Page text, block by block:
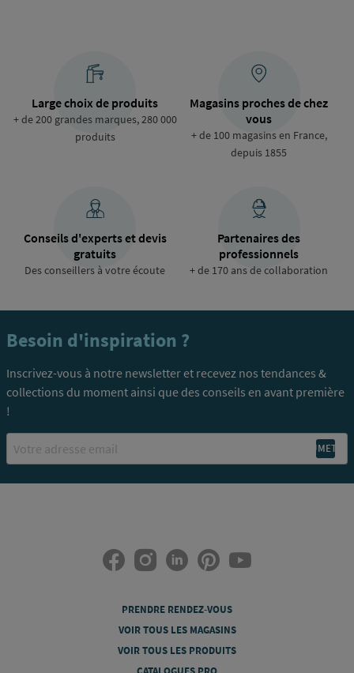
Large choix de produits
+ de 200 grandes marques, 280 000
produits
Magasins proches de chez
vous
+ de 100 magasins en France,
depuis 1855
Conseils d'experts et devis
gratuits
Des conseillers à votre écoute
Partenaires des
professionnels
+ de 170 ans de collaboration
Besoin d'inspiration ?
Inscrivez-vous à notre newsletter et recevez nos tendances &
collections du moment ainsi que des conseils en avant première
!
PRENDRE RENDEZ-VOUS
VOIR TOUS LES MAGASINS
VOIR TOUS LES PRODUITS